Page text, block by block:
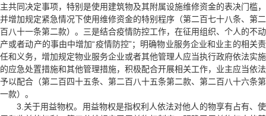
主共同决定事项，特别是使用建筑物及其附属设施维修资金的表决门槛，
并增加规定紧急情况下使用维修资金的特别程序（第二百七十八条、第二
百八十一条第二款）。三是结合疫情防控工作，在征用组织、个人的不动
产或者动产的事由中增加“疫情防控”；明确物业服务企业和业主的相关责
任和义务，增加规定物业服务企业或者其他管理人应当执行政府依法实施
的应急处置措施和其他管理措施，积极配合开展相关工作，业主应当依法
予以配合（第二百四十五条、第二百八十五条第二款、第二百八十六条第
一款）。
3.关于用益物权。用益物权是指权利人依法对他人的物享有占有、使